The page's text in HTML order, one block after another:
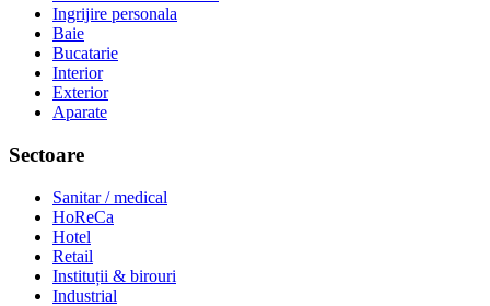
Ingrijire personala
Baie
Bucatarie
Interior
Exterior
Aparate
Sectoare
Sanitar / medical
HoReCa
Hotel
Retail
Instituții & birouri
Industrial